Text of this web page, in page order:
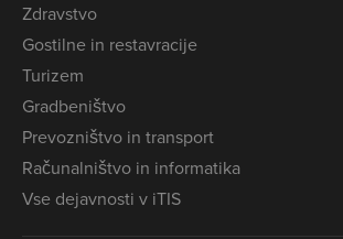
Zdravstvo
Gostilne in restavracije
Turizem
Gradbeništvo
Prevozništvo in transport
Računalništvo in informatika
Vse dejavnosti v iTIS